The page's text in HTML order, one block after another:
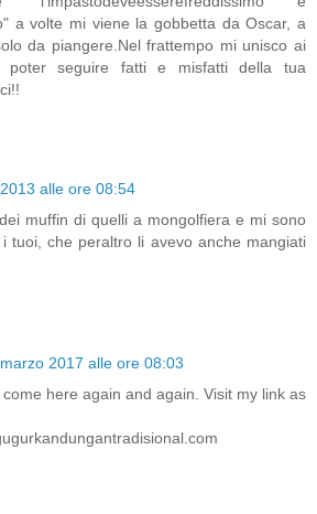
a volte mi viene la gobbetta da Oscar, a
da piangere.Nel frattempo mi unisco ai
poter seguire fatti e misfatti della tua
alle ore 08:54
muffin di quelli a mongolfiera e mi sono
tuoi, che peraltro li avevo anche mangiati
2017 alle ore 08:03
here again and again. Visit my link as